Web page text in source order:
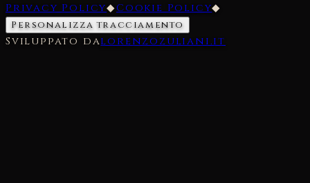
Privacy Policy◆Cookie Policy◆
Personalizza tracciamento
Sviluppato dalorenzozuliani.it